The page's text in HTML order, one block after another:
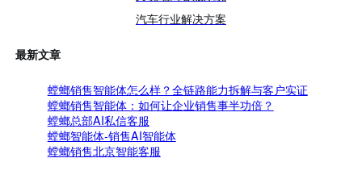
汽车行业解决方案
最新文章
螳螂销售智能体怎么样？全链路能力拆解与客户实证
螳螂销售智能体：如何让企业销售事半功倍？
螳螂总部AI私信客服
螳螂智能体-销售AI智能体
螳螂销售北京智能客服